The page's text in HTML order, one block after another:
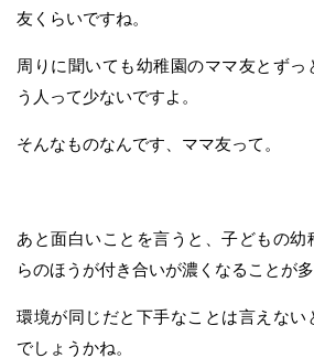
友くらいですね。
周りに聞いても幼稚園のママ友とずっ
う人って少ないですよ。
そんなものなんです、ママ友って。
あと面白いことを言うと、子どもの幼
らのほうが付き合いが濃くなることが多
環境が同じだと下手なことは言えない
でしょうかね。